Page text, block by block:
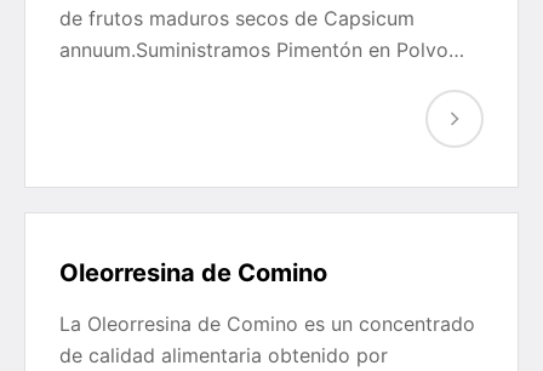
de frutos maduros secos de Capsicum
annuum.Suministramos Pimentón en Polvo…
Oleorresina de Comino
La Oleorresina de Comino es un concentrado
de calidad alimentaria obtenido por